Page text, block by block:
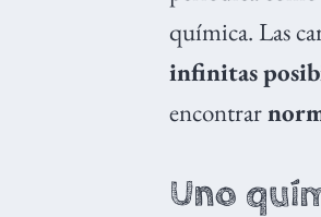
química. Las
infinitas
encontrar
Uno